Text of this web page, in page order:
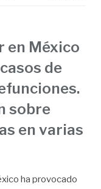
en México
de
sobre
en varias
ha provocado